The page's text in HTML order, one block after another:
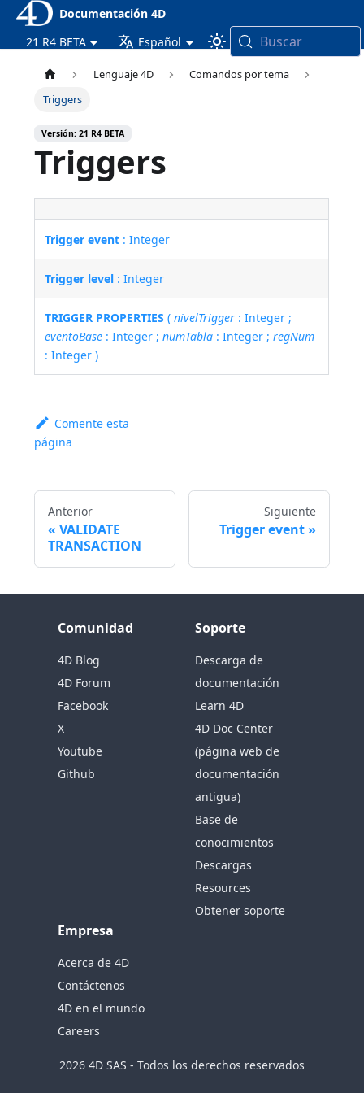
Documentación 4D
21 R4 BETA
Español Buscar
Lenguaje 4D
Comandos por tema
Triggers
Versión: 21 R4 BETA
Triggers
Trigger event : Integer
Trigger level : Integer
TRIGGER PROPERTIES (nivelTrigger : Integer ;
eventoBase : Integer ;numTabla : Integer ;regNum
: Integer )
Comente esta
página
Anterior
VALIDATE
TRANSACTION
Siguiente
Trigger event
Comunidad
4D Blog
4D Forum
Facebook
X
Youtube
Github
Soporte
Descarga de
documentación
Learn 4D
4D Doc Center
(página web de
documentación
antigua)
Base de
conocimientos
Descargas
Resources
Obtener soporte
Empresa
Acerca de 4D
Contáctenos
4D en el mundo
Careers
2026 4D SAS - Todos los derechos reservados